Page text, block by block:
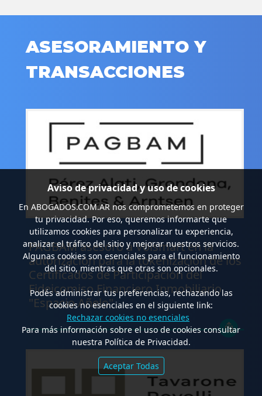
ASESORAMIENTO Y
TRANSACCIONES
.
PAGBAM asesoró a Volsmart en la
autorización para la tokenización de los
Certificados de Participación del
Fideicomiso Financiero Inmobiliario
"Espacio Añelo"
Aviso de privacidad y uso de cookies
En ABOGADOS.COM.ARnos comprometemos en proteger
tu privacidad. Por eso, queremos informarte que
utilizamos cookies para personalizar tu experiencia,
analizar el tráfico del sitio y mejorar nuestros servicios.
Algunas cookies son esenciales para el funcionamiento
del sitio, mientras que otras son opcionales.
Podés administrar tus preferencias, rechazando las
cookies no esenciales en el siguiente link:
Rechazar cookies no esenciales
Para más información sobre el uso de cookies consultar
nuestra Política de Privacidad.
Aceptar Todas